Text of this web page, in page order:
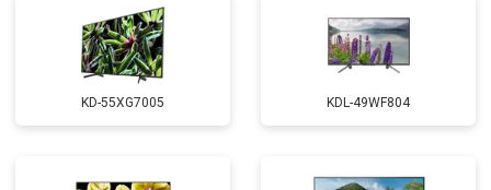
KD-55XG7005 KDL-49WF804